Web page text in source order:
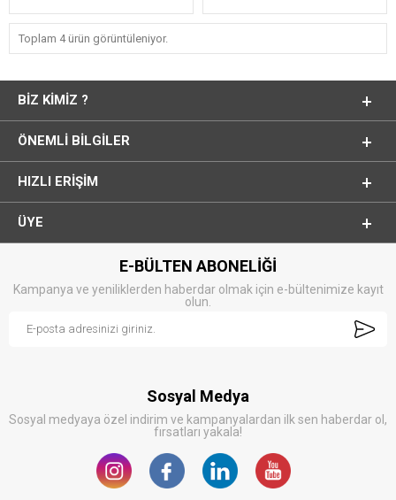
Toplam 4 ürün görüntüleniyor.
BIZ KIMIZ ?
ÖNEMLI BILGILER
HIZLI ERIŞIM
ÜYE
E-BÜLTEN ABONELİĞİ
Kampanya ve yeniliklerden haberdar olmak için e-bültenimize kayıt
olun.
Sosyal Medya
Sosyal medyaya özel indirim ve kampanyalardan ilk sen haberdar ol,
fırsatları yakala!